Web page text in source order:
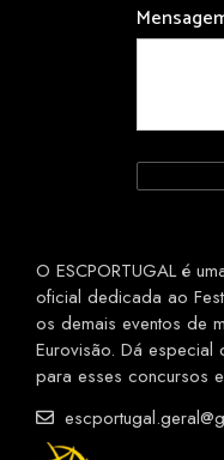
O ESCPORTUGAL é
oficial dedicada ao
os demais eventos de
Eurovisão. Dá especial
para esses concursos